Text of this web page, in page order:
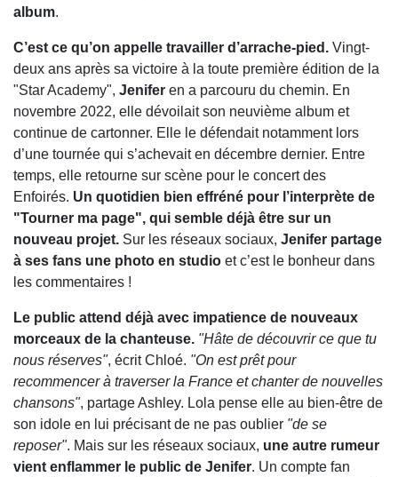
album.
C’est ce qu’on appelle travailler d’arrache-pied. Vingt-
deux ans après sa victoire à la toute première édition de la
"Star Academy", Jenifer en a parcouru du chemin. En
novembre 2022, elle dévoilait son neuvième album et
continue de cartonner. Elle le défendait notamment lors
d’une tournée qui s’achevait en décembre dernier. Entre
temps, elle retourne sur scène pour le concert des
Enfoirés. Un quotidien bien effréné pour l’interprète de
"Tourner ma page", qui semble déjà être sur un
nouveau projet. Sur les réseaux sociaux, Jenifer partage
à ses fans une photo en studio et c’est le bonheur dans
les commentaires !
Le public attend déjà avec impatience de nouveaux
morceaux de la chanteuse. "Hâte de découvrir ce que tu
nous réserves", écrit Chloé. "On est prêt pour
recommencer à traverser la France et chanter de nouvelles
chansons", partage Ashley. Lola pense elle au bien-être de
son idole en lui précisant de ne pas oublier "de se
reposer". Mais sur les réseaux sociaux, une autre rumeur
vient enflammer le public de Jenifer. Un compte fan